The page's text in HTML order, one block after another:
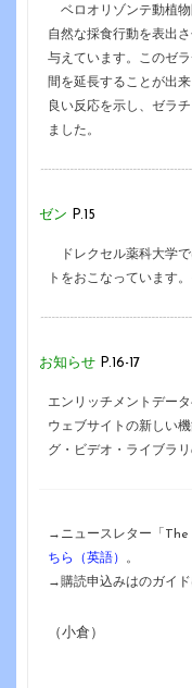
ベロオリゾンテ動植物
自然な採食行動を表出
与えています。このゼ
間を延長することが出
良い反応を示し、ゼラ
ました。
ゼン P.15
ドレクセル薬科大学で
トをおこなっています
お知らせ P.16-17
エンリッチメントデー
ウェブサイトの新しい
グ・ビデオ・ライブラ
→ニュースレター「
ちら（英語） 。
→購読申込みはのガイド
（小倉）